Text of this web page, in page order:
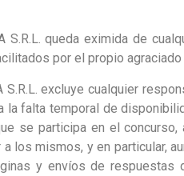
S.R.L. queda eximida de
por el propio
S.R.L. excluye cualquier
la falta temporal de
se participa en el
los mismos, y en particular,
y envíos de respuestas